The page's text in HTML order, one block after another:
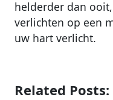
helderder dan
verlichten op een
uw hart verlicht.
Related Posts: